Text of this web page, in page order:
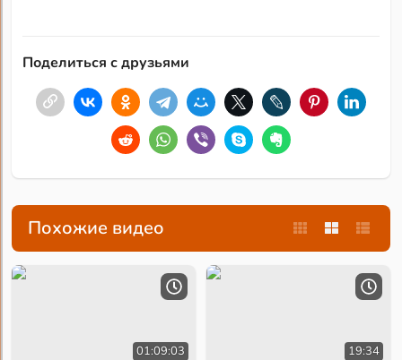
Поделиться с друзьями
Похожие видео
01:09:03 19:34